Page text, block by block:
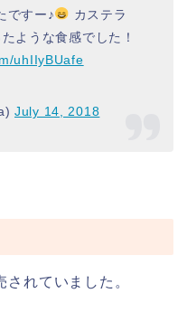
ですー♪
カステラ
ような食感でした！
uhIIyBUafe
July 14, 2018
れていました。